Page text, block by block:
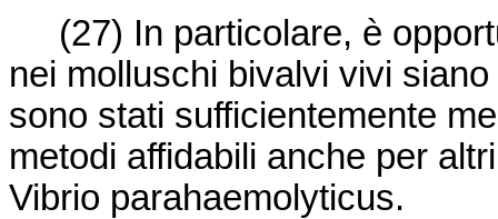
(27) In particolare, è
nei molluschi bivalvi vivi
sono stati sufficientemente
metodi affidabili anche per
Vibrio parahaemolyticus.